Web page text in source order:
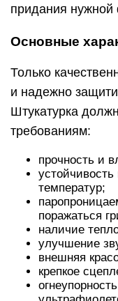
придания нужной
Основные
Только
и надежно
Штукатурка
требованиям:
прочность и
температур;
поражаться
наличие
улучшение
внешняя
крепкое